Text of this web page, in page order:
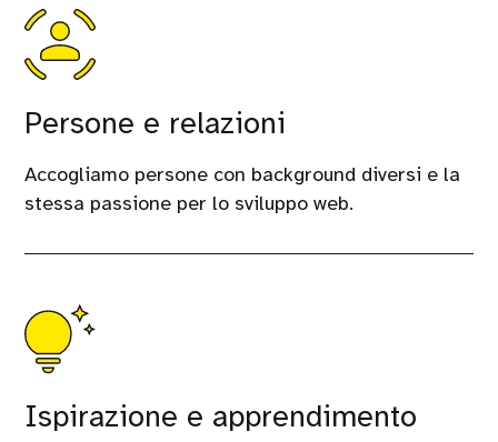
Persone e relazioni
Accogliamo persone con background diversi e la
stessa passione per lo sviluppo web.
Ispirazione e apprendimento